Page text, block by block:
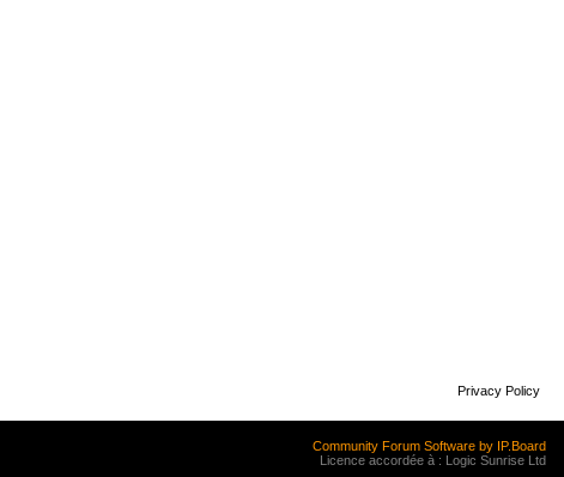
Privacy Policy
Community Forum Software by IP.Board
Licence accordée à : Logic Sunrise Ltd